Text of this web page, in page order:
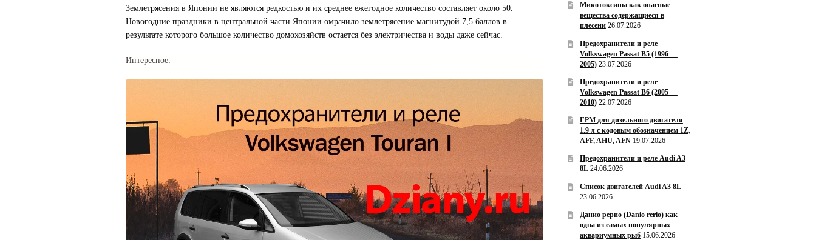
Землетрясения в Японии не являются редкостью и их среднее ежегодное количество составляет около 50.
Новогодние праздники в центральной части Японии омрачило землетрясение магнитудой 7,5 баллов в
результате которого большое количество домохозяйств остается без электричества и воды даже сейчас.
Интересное:
Микотоксины как опасные
вещества содержащиеся в
плесени 26.07.2026
Предохранители и реле
Volkswagen Passat B5 (1996 —
2005) 23.07.2026
Предохранители и реле
Volkswagen Passat B6 (2005 —
2010) 22.07.2026
ГРМ для дизельного двигателя
1.9 л с кодовым обозначением 1Z,
AFF, AHU, AFN 19.07.2026
Предохранители и реле Audi A3
8L 24.06.2026
Список двигателей Audi A3 8L
23.06.2026
Данио рерио (Danio rerio) как
одна из самых популярных
аквариумных рыб 15.06.2026